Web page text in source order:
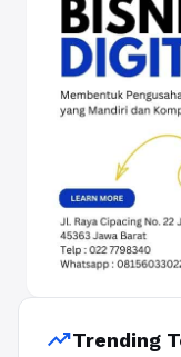
trending_upTrending